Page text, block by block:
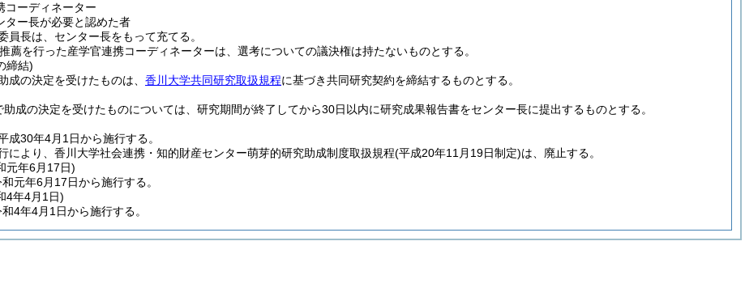
コーディネーター
ター長が必要と認めた者
員長は、センター長をもって充てる。
薦を行った産学官連携コーディネーターは、選考についての議決権は持たないものとする。
締結)
成の決定を受けたものは、 香川大学共同研究取扱規程に基づき共同研究契約を締結するものとする。
助成の決定を受けたものについては、研究期間が終了してから30日以内に研究成果報告書をセンター長に提出するものとする。
成30年4月1日から施行する。
により、香川大学社会連携・知的財産センター萌芽的研究助成制度取扱規程(平成20年11月19日制定)は、廃止する。
元年6月17日)
元年6月17日から施行する。
4年4月1日)
4年4月1日から施行する。